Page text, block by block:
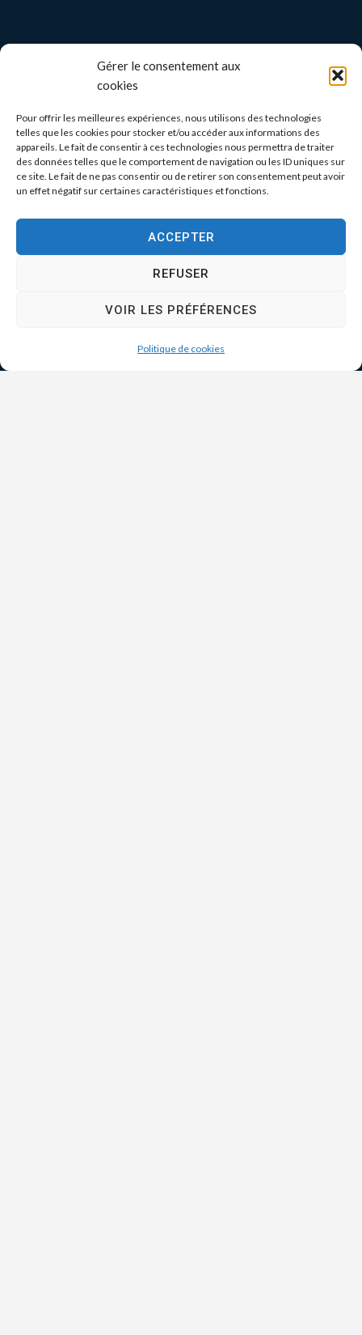
Gérer le consentement aux
cookies
Pour offrir les meilleures expériences, nous utilisons des technologies
telles que les cookies pour stocker et/ou accéder aux informations des
appareils. Le fait de consentir à ces technologies nous permettra de traiter
des données telles que le comportement de navigation ou les ID uniques sur
ce site. Le fait de ne pas consentir ou de retirer son consentement peut avoir
un effet négatif sur certaines caractéristiques et fonctions.
ACCEPTER
REFUSER
VOIR LES PRÉFÉRENCES
Politique de cookies